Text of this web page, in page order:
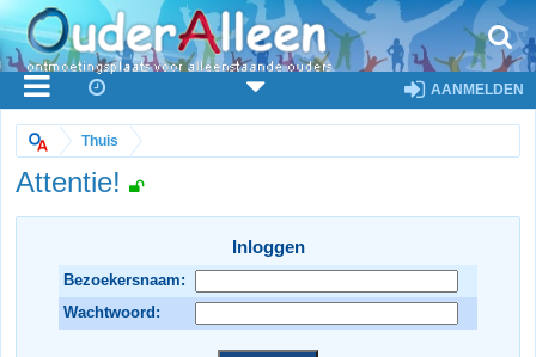
AANMELDEN
Thuis
Attentie!
Inloggen
Bezoekersnaam:
Wachtwoord: